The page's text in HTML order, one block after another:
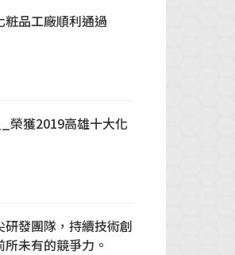
粧品工廠順利通過
榮獲2019高雄十大化
發團隊，持續技術創
未有的競爭力。